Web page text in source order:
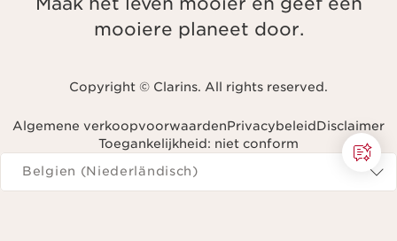
mooiere planeet door.
Copyright © Clarins. All rights reserved.
Algemene verkoopvoorwaardenPrivacybeleidDisclaimer
Toegankelijkheid: niet conform
Navigeren naar
Belgien (Niederländisch)